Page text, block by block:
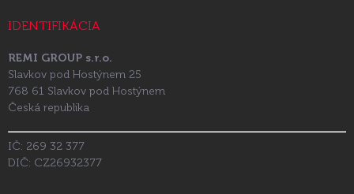
IDENTIFIKÁCIA
REMI GROUP s.r.o.
Slavkov pod Hostýnem 25
768 61 Slavkov pod Hostýnem
Česká republika
IČ: 269 32 377
DIČ: CZ26932377